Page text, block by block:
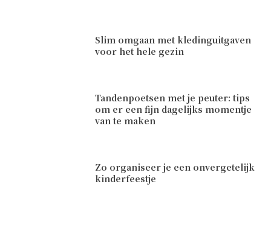
Slim omgaan met kledinguitgaven
voor het hele gezin
Tandenpoetsen met je peuter: tips
om er een fijn dagelijks momentje
van te maken
Zo organiseer je een onvergetelijk
kinderfeestje